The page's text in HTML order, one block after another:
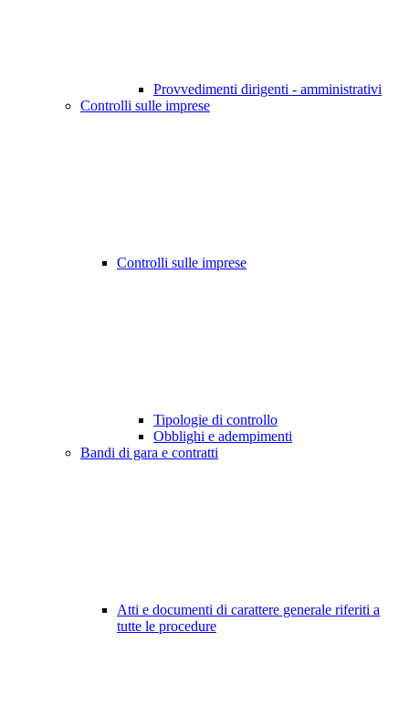
Provvedimenti dirigenti - amministrativi
Controlli sulle imprese
Controlli sulle imprese
Tipologie di controllo
Obblighi e adempimenti
Bandi di gara e contratti
Atti e documenti di carattere generale riferiti a
tutte le procedure